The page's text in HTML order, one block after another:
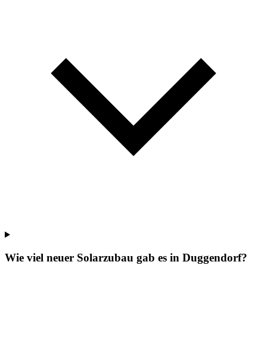
Wie viel neuer Solarzubau gab es in Duggendorf?